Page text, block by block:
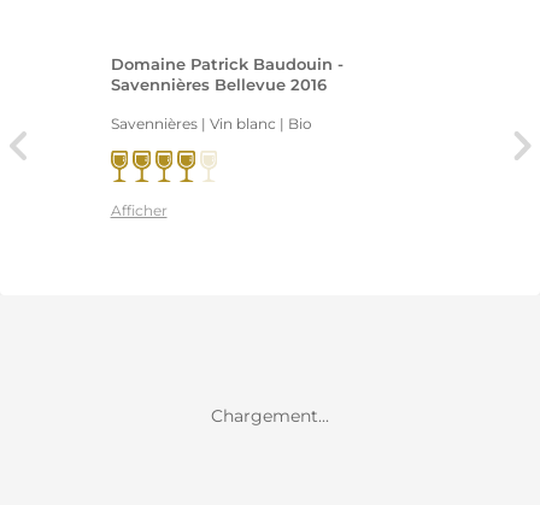
Domaine Patrick Baudouin -
Savennières Bellevue 2016
Savennières | Vin blanc | Bio
Afficher
Chargement...